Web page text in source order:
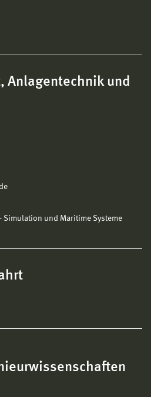
Anlagentechnik und
Simulation und Maritime Systeme